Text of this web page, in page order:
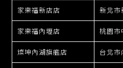
家樂福新店店 新北市
家樂福內壢店 桃園市
燦坤內湖旗艦店 台北